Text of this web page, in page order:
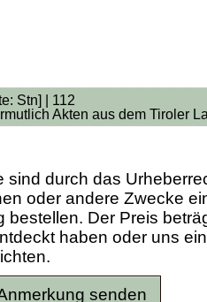
Stn] | 112
Akten aus dem Tiroler
sind durch das
oder andere Zwecke
bestellen. Der Preis
haben oder uns